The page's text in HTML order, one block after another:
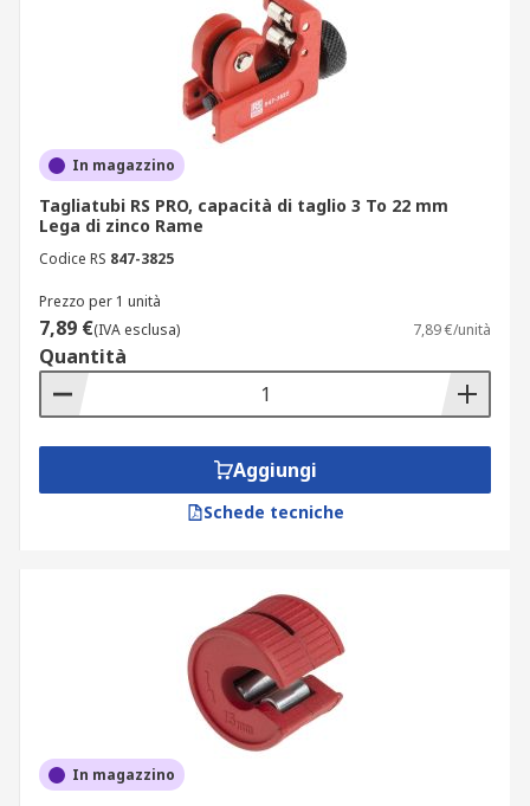
In magazzino
Tagliatubi RS PRO, capacità di taglio 3 To 22 mm
Lega di zinco Rame
Codice RS 847-3825
Prezzo per 1 unità
7,89 €(IVA esclusa) 7,89 €/unità
Quantità
Aggiungi
Schede tecniche
In magazzino